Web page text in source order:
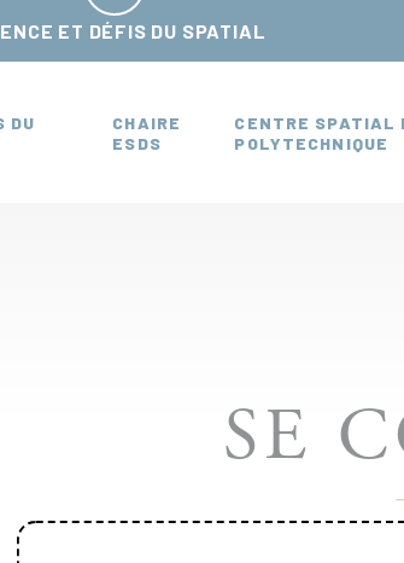
ET DÉFIS DU SPATIAL
DU
CHAIRE
ESDS
CENTRE SPATIAL
POLYTECHNIQUE
SE